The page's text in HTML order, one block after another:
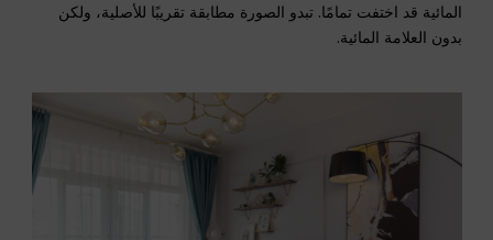
المائية قد اختفت تمامًا. تبدو الصورة مطابقة تقريبًا للأصلية، ولكن
بدون العلامة المائية.